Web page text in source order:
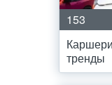
153
тренды